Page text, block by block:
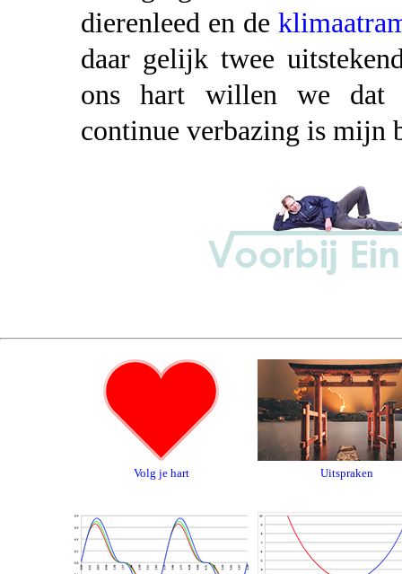
dierenleed en de
daar gelijk twee
ons hart willen we dat
continue verbazing is mijn
Volg je hart Uitspraken